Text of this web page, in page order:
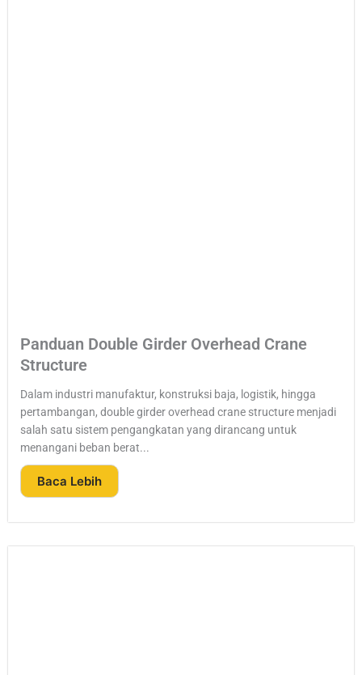
Panduan Double Girder Overhead Crane
Structure
Dalam industri manufaktur, konstruksi baja, logistik, hingga
pertambangan, double girder overhead crane structure menjadi
salah satu sistem pengangkatan yang dirancang untuk
menangani beban berat...
Baca Lebih